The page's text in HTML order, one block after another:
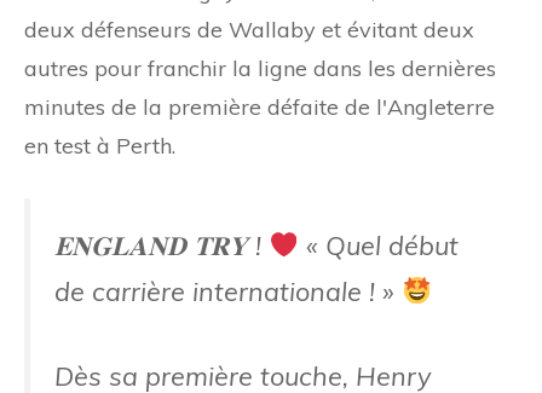
deux défenseurs de Wallaby et évitant deux
autres pour franchir la ligne dans les dernières
minutes de la première défaite de l'Angleterre
en test à Perth.
𝐄𝐍𝐆𝐋𝐀𝐍𝐃 𝐓𝐑𝐘 !
« Quel début
de carrière internationale ! »
Dès sa première touche, Henry